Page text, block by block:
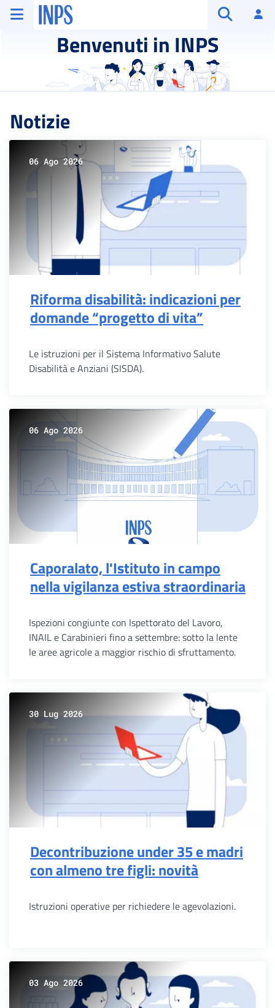
Vai al menu principale
Vai al contenuto principale
Vai al pie' di pagina
INPS ()
Benvenuti in INPS
Notizie
06 Ago 2026
Riforma disabilità: indicazioni per
domande “progetto di vita”
Le istruzioni per il Sistema Informativo Salute
Disabilità e Anziani (SISDA).
06 Ago 2026
Caporalato, l'Istituto in campo
nella vigilanza estiva straordinaria
Ispezioni congiunte con Ispettorato del Lavoro,
INAIL e Carabinieri fino a settembre: sotto la lente
le aree agricole a maggior rischio di sfruttamento.
30 Lug 2026
Decontribuzione under 35 e madri
con almeno tre figli: novità
Istruzioni operative per richiedere le agevolazioni.
03 Ago 2026